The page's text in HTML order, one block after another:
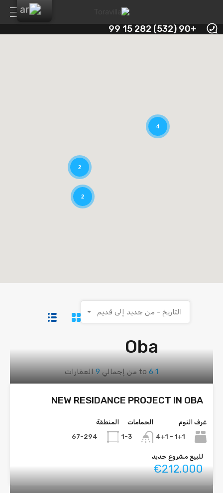
+90 (532) 282 15 99
2
4
2
Oba
1
to6 من إجمالي9 العقارات
التاريخ - من جديد إلى قديم
NEW RESIDANCE PROJECT IN OBA
غرف النوم
1+1 - 4+1
الحمامات
1-3
المنطقة
67-294
للبيع مشروع جديد
€212.000